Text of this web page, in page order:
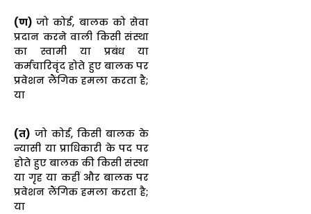
(ण)जो कोई, बालक को सेवा
प्रदान करने वाली किसी संस्था
का स्वामी या प्रबंध या
कर्मचारिवृंद होते हुए बालक पर
प्रवेशन लैंगिक हमला करता है;
या
(त) जो कोई, किसी बालक के
न्यासी या प्राधिकारी के पद पर
होते हुए बालक की किसी संस्था
या गृह या कहीं और बालक पर
प्रवेशन लैंगिक हमला करता है;
या